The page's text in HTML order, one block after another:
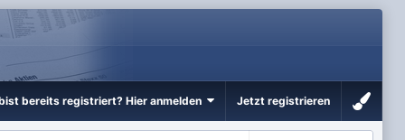
bereits registriert? Hier anmelden Jetzt registrieren